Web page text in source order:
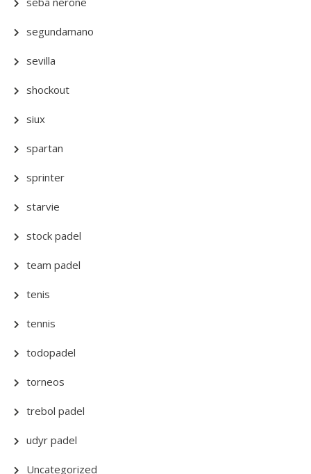
segundamano
sevilla
shockout
siux
spartan
sprinter
starvie
stock padel
team padel
tenis
tennis
todopadel
torneos
trebol padel
udyr padel
Uncategorized